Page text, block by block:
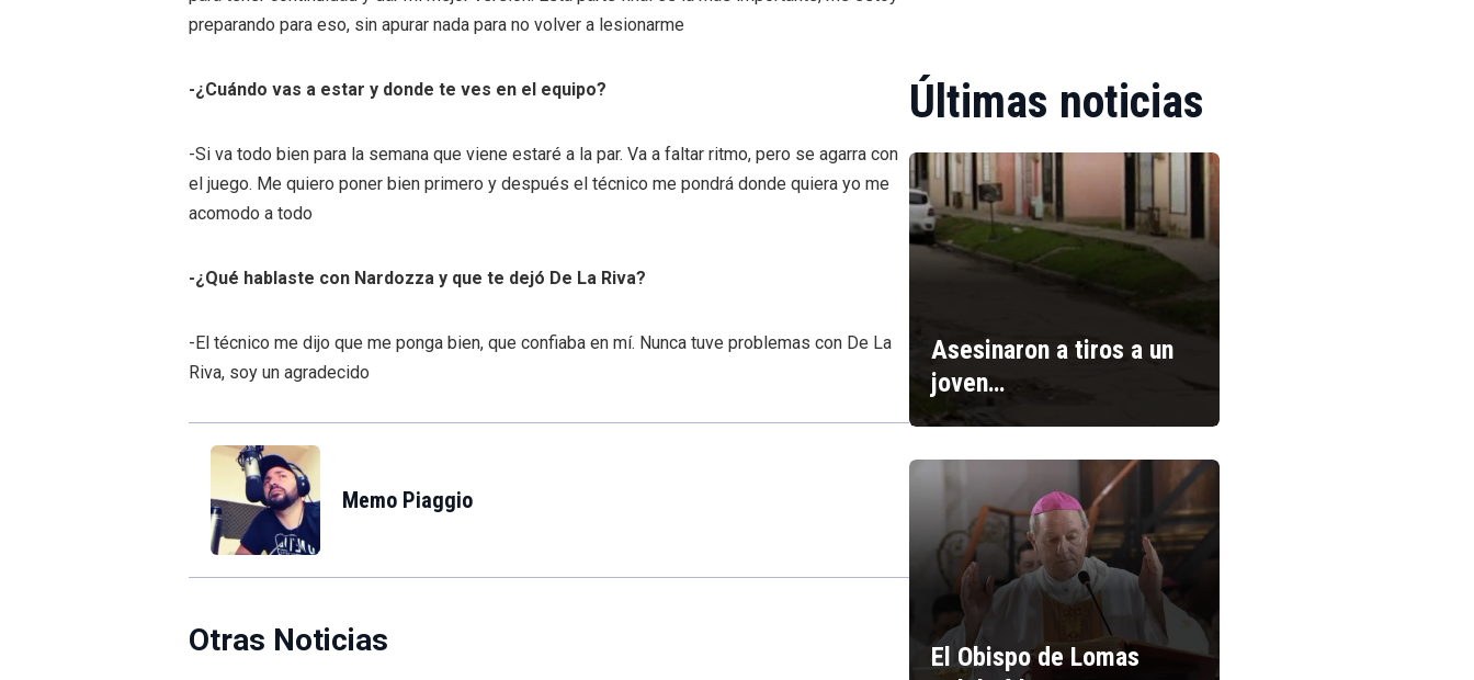
preparando para eso, sin apurar nada para no volver a lesionarme
-¿Cuándo vas a estar y donde te ves en el equipo?
-Si va todo bien para la semana que viene estaré a la par. Va a faltar ritmo, pero se agarra con
el juego. Me quiero poner bien primero y después el técnico me pondrá donde quiera yo me
acomodo a todo
-¿Qué hablaste con Nardozza y que te dejó De La Riva?
-El técnico me dijo que me ponga bien, que confiaba en mí. Nunca tuve problemas con De La
Riva, soy un agradecido
Memo Piaggio
Otras Noticias
Últimas noticias
Asesinaron a tiros a un
joven…
El Obispo de Lomas